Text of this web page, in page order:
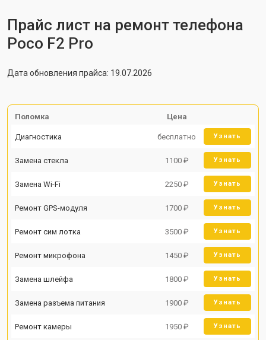
Прайс лист на ремонт телефона
Poco F2 Pro
Дата обновления прайса: 19.07.2026
Поломка Цена
Диагностика бесплатно Узнать
Замена стекла 1100 ₽ Узнать
Замена Wi-Fi 2250 ₽ Узнать
Ремонт GPS-модуля 1700 ₽ Узнать
Ремонт сим лотка 3500 ₽ Узнать
Ремонт микрофона 1450 ₽ Узнать
Замена шлейфа 1800 ₽ Узнать
Замена разъема питания 1900 ₽ Узнать
Ремонт камеры 1950 ₽ Узнать